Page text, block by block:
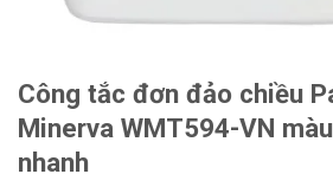
Công tắc đơn đảo chiều
Minerva WMT594-VN
nhanh